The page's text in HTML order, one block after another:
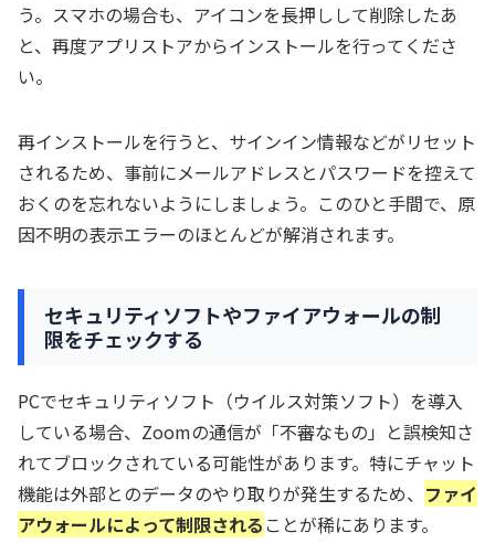
う。スマホの場合も、アイコンを長押しして削除したあ
と、再度アプリストアからインストールを行ってくださ
い。
再インストールを行うと、サインイン情報などがリセット
されるため、事前にメールアドレスとパスワードを控えて
おくのを忘れないようにしましょう。このひと手間で、原
因不明の表示エラーのほとんどが解消されます。
セキュリティソフトやファイアウォールの制
限をチェックする
PCでセキュリティソフト（ウイルス対策ソフト）を導入
している場合、Zoomの通信が「不審なもの」と誤検知さ
れてブロックされている可能性があります。特にチャット
機能は外部とのデータのやり取りが発生するため、 ファイ
アウォールによって制限される ことが稀にあります。